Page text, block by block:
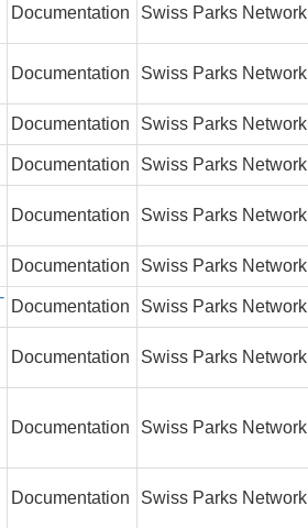
Documentation Swiss Parks Network
Documentation Swiss Parks Network
Documentation Swiss Parks Network
Documentation Swiss Parks Network
Documentation Swiss Parks Network
Documentation Swiss Parks Network
Documentation Swiss Parks Network
Documentation Swiss Parks Network
Documentation Swiss Parks Network
Documentation Swiss Parks Network